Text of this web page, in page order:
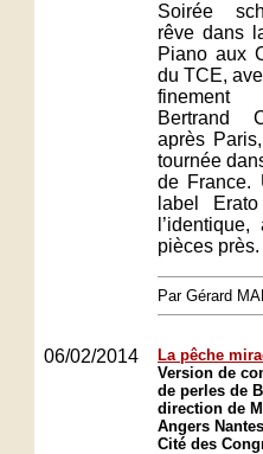
Soirée
rêve dans
Piano aux
du TCE,
finement
Bertrand
après
tournée
de France.
label
pièces
Par Gérard
06/02/2014
La pêche
Version de
de perles de
direction de
Angers
Cité des